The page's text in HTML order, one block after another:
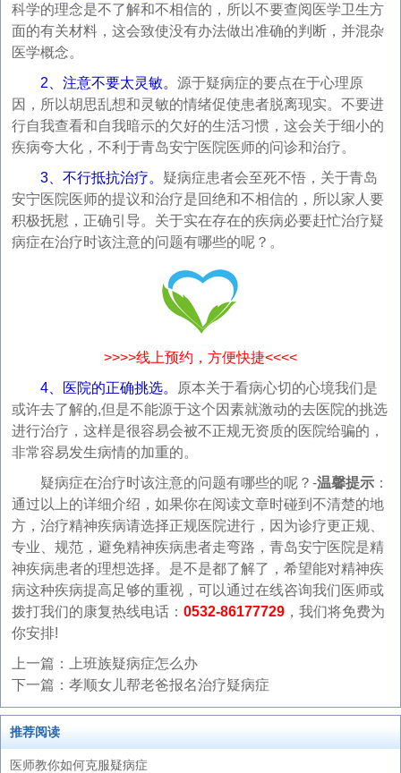
科学的理念是不了解和不相信的，所以不要查阅医学卫生方
面的有关材料，这会致使没有办法做出准确的判断，并混杂
医学概念。
2、注意不要太灵敏。 源于疑病症的要点在于心理原
因，所以胡思乱想和灵敏的情绪促使患者脱离现实。不要进
行自我查看和自我暗示的欠好的生活习惯，这会关于细小的
疾病夸大化，不利于青岛安宁医院医师的问诊和治疗。
3、不行抵抗治疗。 疑病症患者会至死不悟，关于青岛
安宁医院医师的提议和治疗是回绝和不相信的，所以家人要
积极抚慰，正确引导。关于实在存在的疾病必要赶忙治疗疑
病症在治疗时该注意的问题有哪些的呢？。
>>>>线上预约，方便快捷<<<<
4、医院的正确挑选。
原本关于看病心切的心境我们是
或许去了解的,但是不能源于这个因素就激动的去医院的挑选
进行治疗，这样是很容易会被不正规无资质的医院给骗的，
非常容易发生病情的加重的。
疑病症在治疗时该注意的问题有哪些的呢？-温馨提示 ：
通过以上的详细介绍，如果你在阅读文章时碰到不清楚的地
方，治疗精神疾病请选择正规医院进行，因为诊疗更正规、
专业、规范，避免精神疾病患者走弯路，青岛安宁医院是精
神疾病患者的理想选择。是不是都了解了，希望能对精神疾
病这种疾病提高足够的重视，可以通过在线咨询我们医师或
拨打我们的康复热线电话： 0532-86177729 ，我们将免费为
你安排!
上一篇：
上班族疑病症怎么办
下一篇： 孝顺女儿帮老爸报名治疗疑病症
推荐阅读
医师教你如何克服疑病症